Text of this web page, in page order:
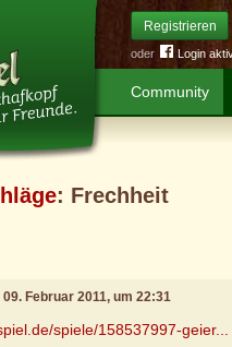
Registrieren
oder Login
Community
: Frechheit
09. Februar 2011, um 22:31
spiele/158537997-geier...